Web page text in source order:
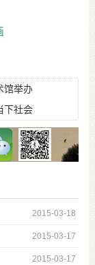
馆举办
下社会
2015-03-18
2015-03-17
2015-03-17